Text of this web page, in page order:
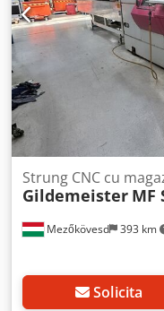
conică pentru axul 2
piese Centru de
sculelor, 2 axe și
pentru turrete.
Mezőkövesd 393 km
Strung CNC cu
Gildemeister MF
Solicita